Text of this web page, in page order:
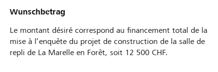
Wunschbetrag
Le montant désiré correspond au financement total de la
mise à l’enquête du projet de construction de la salle de
repli de La Marelle en Forêt, soit 12 500 CHF.